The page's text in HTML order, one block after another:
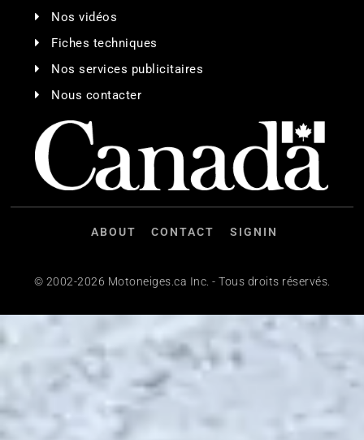
Nos vidéos
Fiches techniques
Nos services publicitaires
Nous contacter
ABOUT CONTACT SIGNIN
© 2002-2026 Motoneiges.ca Inc. - Tous droits réservés.